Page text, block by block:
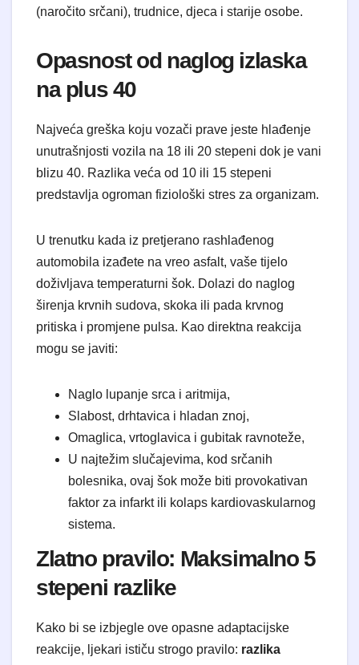
(naročito srčani), trudnice, djeca i starije osobe.
Opasnost od naglog izlaska
na plus 40
Najveća greška koju vozači prave jeste hlađenje
unutrašnjosti vozila na 18 ili 20 stepeni dok je vani
blizu 40. Razlika veća od 10 ili 15 stepeni
predstavlja ogroman fiziološki stres za organizam.
U trenutku kada iz pretjerano rashlađenog
automobila izađete na vreo asfalt, vaše tijelo
doživljava temperaturni šok. Dolazi do naglog
širenja krvnih sudova, skoka ili pada krvnog
pritiska i promjene pulsa. Kao direktna reakcija
mogu se javiti:
Naglo lupanje srca i aritmija,
Slabost, drhtavica i hladan znoj,
Omaglica, vrtoglavica i gubitak ravnoteže,
U najtežim slučajevima, kod srčanih
bolesnika, ovaj šok može biti provokativan
faktor za infarkt ili kolaps kardiovaskularnog
sistema.
Zlatno pravilo: Maksimalno 5
stepeni razlike
Kako bi se izbjegle ove opasne adaptacijske
reakcije, ljekari ističu strogo pravilo: razlika